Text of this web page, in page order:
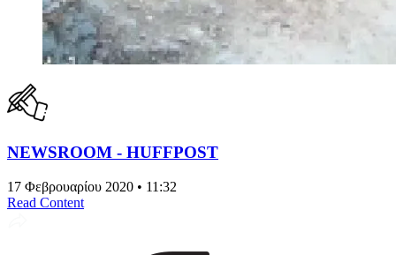
NEWSROOM - HUFFPOST
17 Φεβρουαρίου 2020 • 11:32
Read Content